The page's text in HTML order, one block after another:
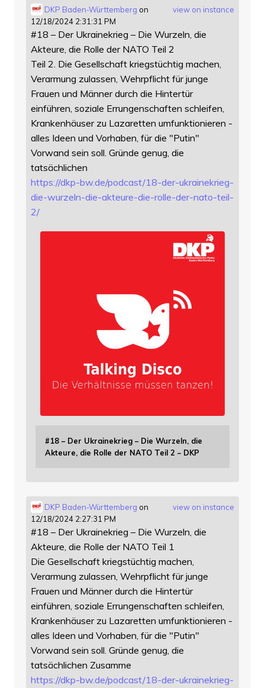
view on instance
DKP Baden-Württemberg on
12/18/2024 2:31:31 PM
#18 – Der Ukrainekrieg – Die Wurzeln, die
Akteure, die Rolle der NATO Teil 2
Teil 2. Die Gesellschaft kriegstüchtig machen,
Verarmung zulassen, Wehrpflicht für junge
Frauen und Männer durch die Hintertür
einführen, soziale Errungenschaften schleifen,
Krankenhäuser zu Lazaretten umfunktionieren -
alles Ideen und Vorhaben, für die "Putin"
Vorwand sein soll. Gründe genug, die
tatsächlichen
https://dkp-bw.de/podcast/18-der-ukrainekrieg-
die-wurzeln-die-akteure-die-rolle-der-nato-teil-
2/
#18 – Der Ukrainekrieg – Die Wurzeln, die
Akteure, die Rolle der NATO Teil 2 – DKP
view on instance
DKP Baden-Württemberg on
12/18/2024 2:27:31 PM
#18 – Der Ukrainekrieg – Die Wurzeln, die
Akteure, die Rolle der NATO Teil 1
Die Gesellschaft kriegstüchtig machen,
Verarmung zulassen, Wehrpflicht für junge
Frauen und Männer durch die Hintertür
einführen, soziale Errungenschaften schleifen,
Krankenhäuser zu Lazaretten umfunktionieren -
alles Ideen und Vorhaben, für die "Putin"
Vorwand sein soll. Gründe genug, die
tatsächlichen Zusamme
https://dkp-bw.de/podcast/18-der-ukrainekrieg-